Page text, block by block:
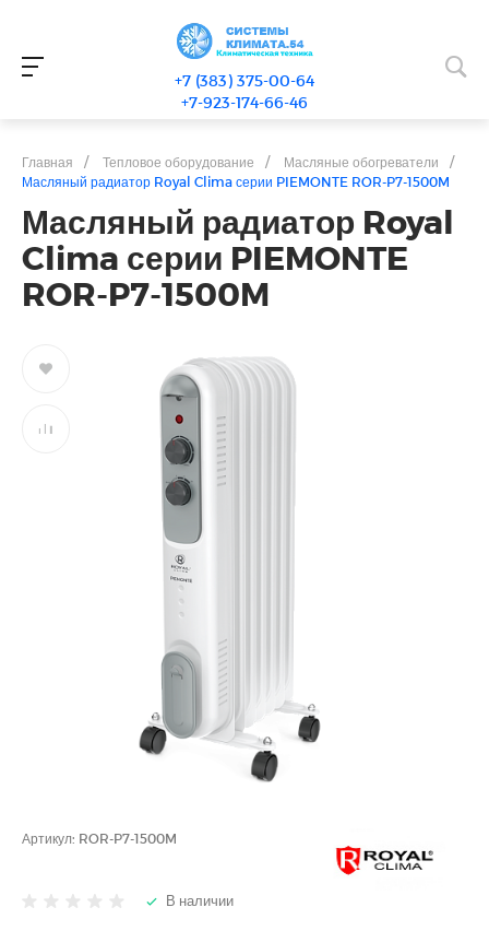
+7 (383) 375-00-64
+7-923-174-66-46
Главная / Тепловое оборудование / Масляные обогреватели
/
Масляный радиатор Royal Clima серии PIEMONTE ROR-P7-1500M
Масляный радиатор Royal
Clima серии PIEMONTE
ROR-P7-1500M
Артикул: ROR-P7-1500M
В наличии